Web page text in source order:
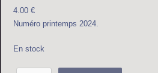
4.00€
Numéro printemps 2024.
En stock